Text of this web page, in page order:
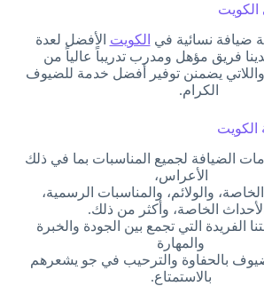
ضيافة نسائية في الكويت الأفضل لعدة
فريق مؤهل ومدرب تدريباً عالياً من
واللاتي يضمنن توفير أفضل خدمة للضيوف
الكرام.
الكويت
الضيافة لجميع المناسبات بما في ذلك
الأعراس،
والولائم، والمناسبات الرسمية،
الخاصة، وأكثر من ذلك.
الفريدة التي تجمع بين الجودة والخبرة
والمهارة
بالحفاوة والترحيب في جو يشعرهم
بالاستمتاع.